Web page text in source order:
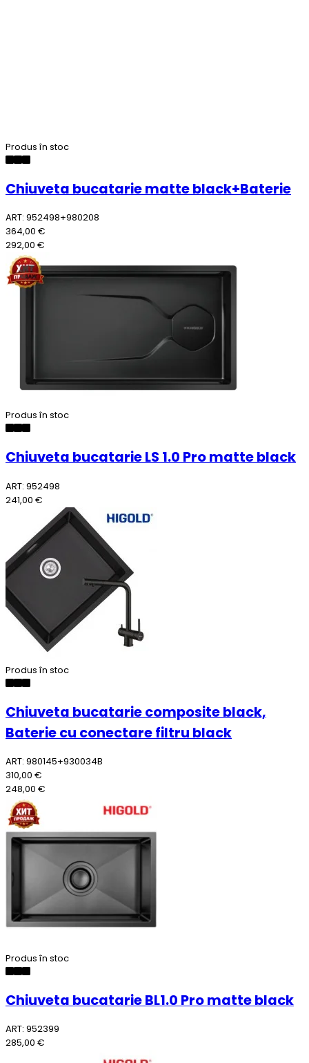
Produs în stoc
Chiuveta bucatarie matte black+Baterie
ART: 952498+980208
364,00 €
292,00 €
Produs în stoc
Chiuveta bucatarie LS 1.0 Pro matte black
ART: 952498
241,00 €
Produs în stoc
Chiuveta bucatarie composite black,
Baterie cu conectare filtru black
ART: 980145+930034B
310,00 €
248,00 €
Produs în stoc
Chiuveta bucatarie BL1.0 Pro matte black
ART: 952399
285,00 €